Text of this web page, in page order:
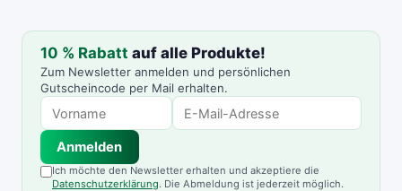
10 % Rabatt auf alle Produkte!
Zum Newsletter anmelden und persönlichen
Gutscheincode per Mail erhalten.
Anmelden
Ich möchte den Newsletter erhalten und akzeptiere die
Datenschutzerklärung. Die Abmeldung ist jederzeit möglich.